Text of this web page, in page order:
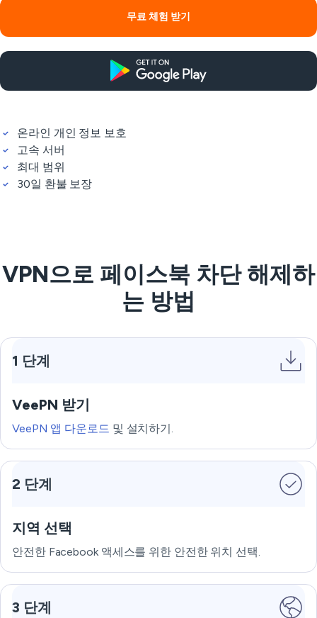
무료 체험 받기
온라인 개인 정보 보호
고속 서버
최대 범위
30일 환불 보장
VPN으로 페이스북 차단 해제하
는 방법
1 단계
VeePN 받기
VeePN 앱 다운로드 및 설치하기.
2 단계
지역 선택
안전한 Facebook 액세스를 위한 안전한 위치 선택.
3 단계